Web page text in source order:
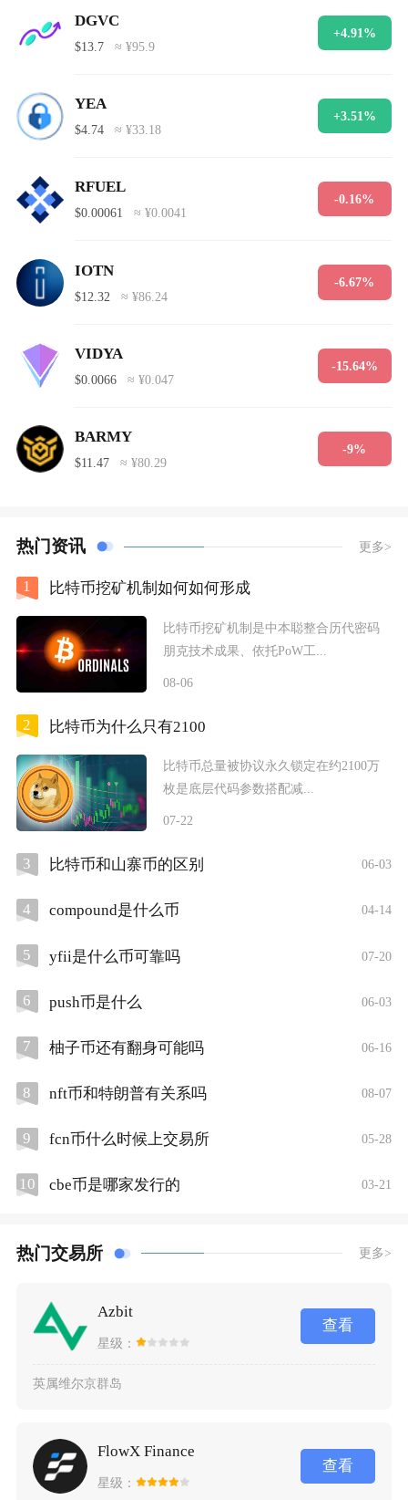
DGVC
$13.7 ≈ ¥95.9
+4.91%
YEA
$4.74 ≈ ¥33.18
+3.51%
RFUEL
$0.00061 ≈ ¥0.0041
-0.16%
IOTN
$12.32 ≈ ¥86.24
-6.67%
VIDYA
$0.0066 ≈ ¥0.047
-15.64%
BARMY
$11.47 ≈ ¥80.29
-9%
热门资讯 更多>
1 比特币挖矿机制如何如何形成
比特币挖矿机制是中本聪整合历代密码
朋克技术成果、依托PoW工...
08-06
2 比特币为什么只有2100
比特币总量被协议永久锁定在约2100万
枚是底层代码参数搭配减...
07-22
3 比特币和山寨币的区别 06-03
4 compound是什么币 04-14
5 yfii是什么币可靠吗 07-20
6 push币是什么 06-03
7 柚子币还有翻身可能吗 06-16
8 nft币和特朗普有关系吗 08-07
9 fcn币什么时候上交易所 05-28
10 cbe币是哪家发行的 03-21
热门交易所 更多>
Azbit
星级：
查看
英属维尔京群岛
FlowX Finance
星级：
查看